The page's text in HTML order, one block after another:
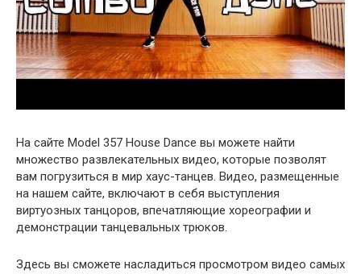
На сайте Model 357 House Dance вы можете найти
множество развлекательных видео, которые позволят
вам погрузиться в мир хаус-танцев. Видео, размещенные
на нашем сайте, включают в себя выступления
виртуозных танцоров, впечатляющие хореографии и
демонстрации танцевальных трюков.
Здесь вы сможете насладиться просмотром видео самых